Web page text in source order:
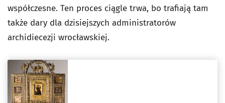
współczesne. Ten proces ciągle trwa, bo trafiają tam
także dary dla dzisiejszych administratorów
archidiecezji wrocławskiej.